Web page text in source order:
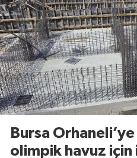
Bursa Orhaneli’ye
olimpik havuz için